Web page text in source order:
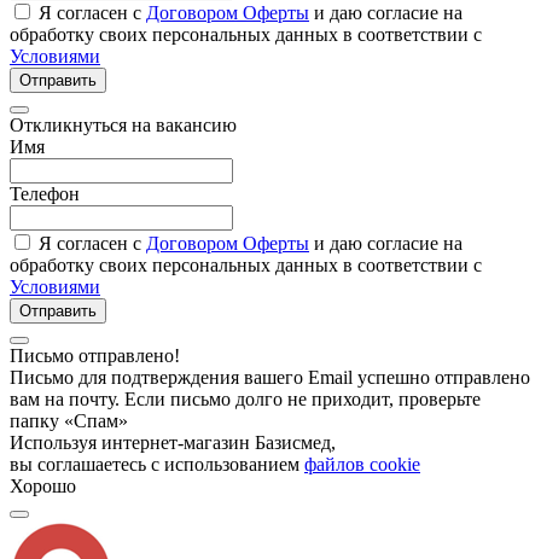
Я согласен с Договором Оферты и даю согласие на
обработку своих персональных данных в соответствии с
Условиями
Отправить
Откликнуться на вакансию
Имя
Телефон
Я согласен с Договором Оферты и даю согласие на
обработку своих персональных данных в соответствии с
Условиями
Отправить
Письмо отправлено!
Письмо для подтверждения вашего Email успешно отправлено
вам на почту. Если письмо долго не приходит, проверьте
папку «Спам»
Используя интернет-магазин Базисмед,
вы соглашаетесь с использованием файлов cookie
Хорошо